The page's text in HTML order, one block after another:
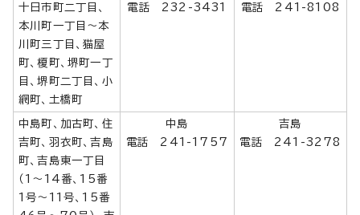
十日市町二丁目、
本川町一丁目～本
川町三丁目、猫屋
町、榎町、堺町一丁
目、堺町二丁目、小
網町、土橋町
電話 232-3431
電話 241-8108
中島町、加古町、住
吉町、羽衣町、吉島
町、吉島東一丁目
（1～14番、15番
1号～11号、15番
中島
電話 241-1757
吉島
電話 241-3278